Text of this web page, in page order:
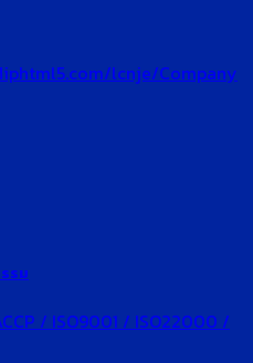
lcnje/Company
รม
/ ISO9001 / ISO22000 /